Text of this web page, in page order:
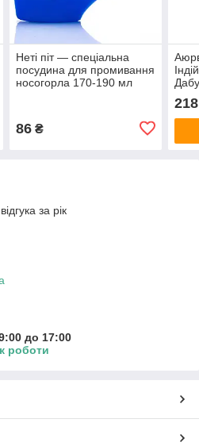
Неті піт — спеціальна
посудина для промивання
носогорла 170-190 мл
86₴
218
за рік
до 17:00
роботи